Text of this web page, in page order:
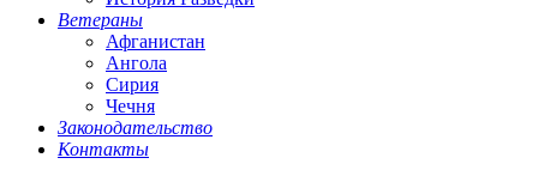
Ветераны
Афганистан
Ангола
Сирия
Чечня
Законодательство
Контакты